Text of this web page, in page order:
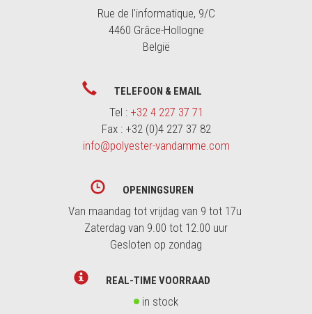
Rue de l'informatique, 9/C
4460 Grâce-Hollogne
België
TELEFOON & EMAIL
Tel : +32 4 227 37 71
Fax : +32 (0)4 227 37 82
info@polyester-vandamme.com
OPENINGSUREN
Van maandag tot vrijdag van 9 tot 17u
Zaterdag van 9.00 tot 12.00 uur
Gesloten op zondag
REAL-TIME VOORRAAD
in stock